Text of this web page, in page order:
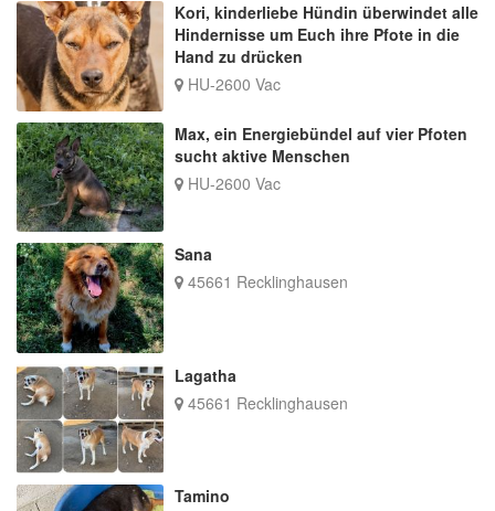
Kori, kinderliebe Hündin überwindet alle
Hindernisse um Euch ihre Pfote in die
Hand zu drücken
HU-2600 Vac
Max, ein Energiebündel auf vier Pfoten
sucht aktive Menschen
HU-2600 Vac
Sana
45661 Recklinghausen
Lagatha
45661 Recklinghausen
Tamino